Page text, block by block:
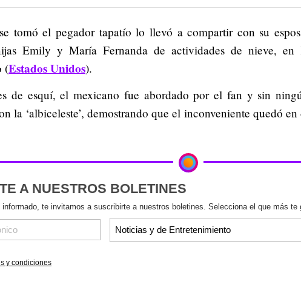
tomó el pegador tapatío lo llevó a compartir con su
Emily y María Fernanda de actividades de nieve, en
(Estados Unidos).
de esquí, el mexicano fue abordado por el fan y sin
la ‘albiceleste’, demostrando que el inconveniente quedó en
A NUESTROS BOLETINES
informado, te invitamos a suscribirte a nuestros boletines. Selecciona el que más te
y condiciones